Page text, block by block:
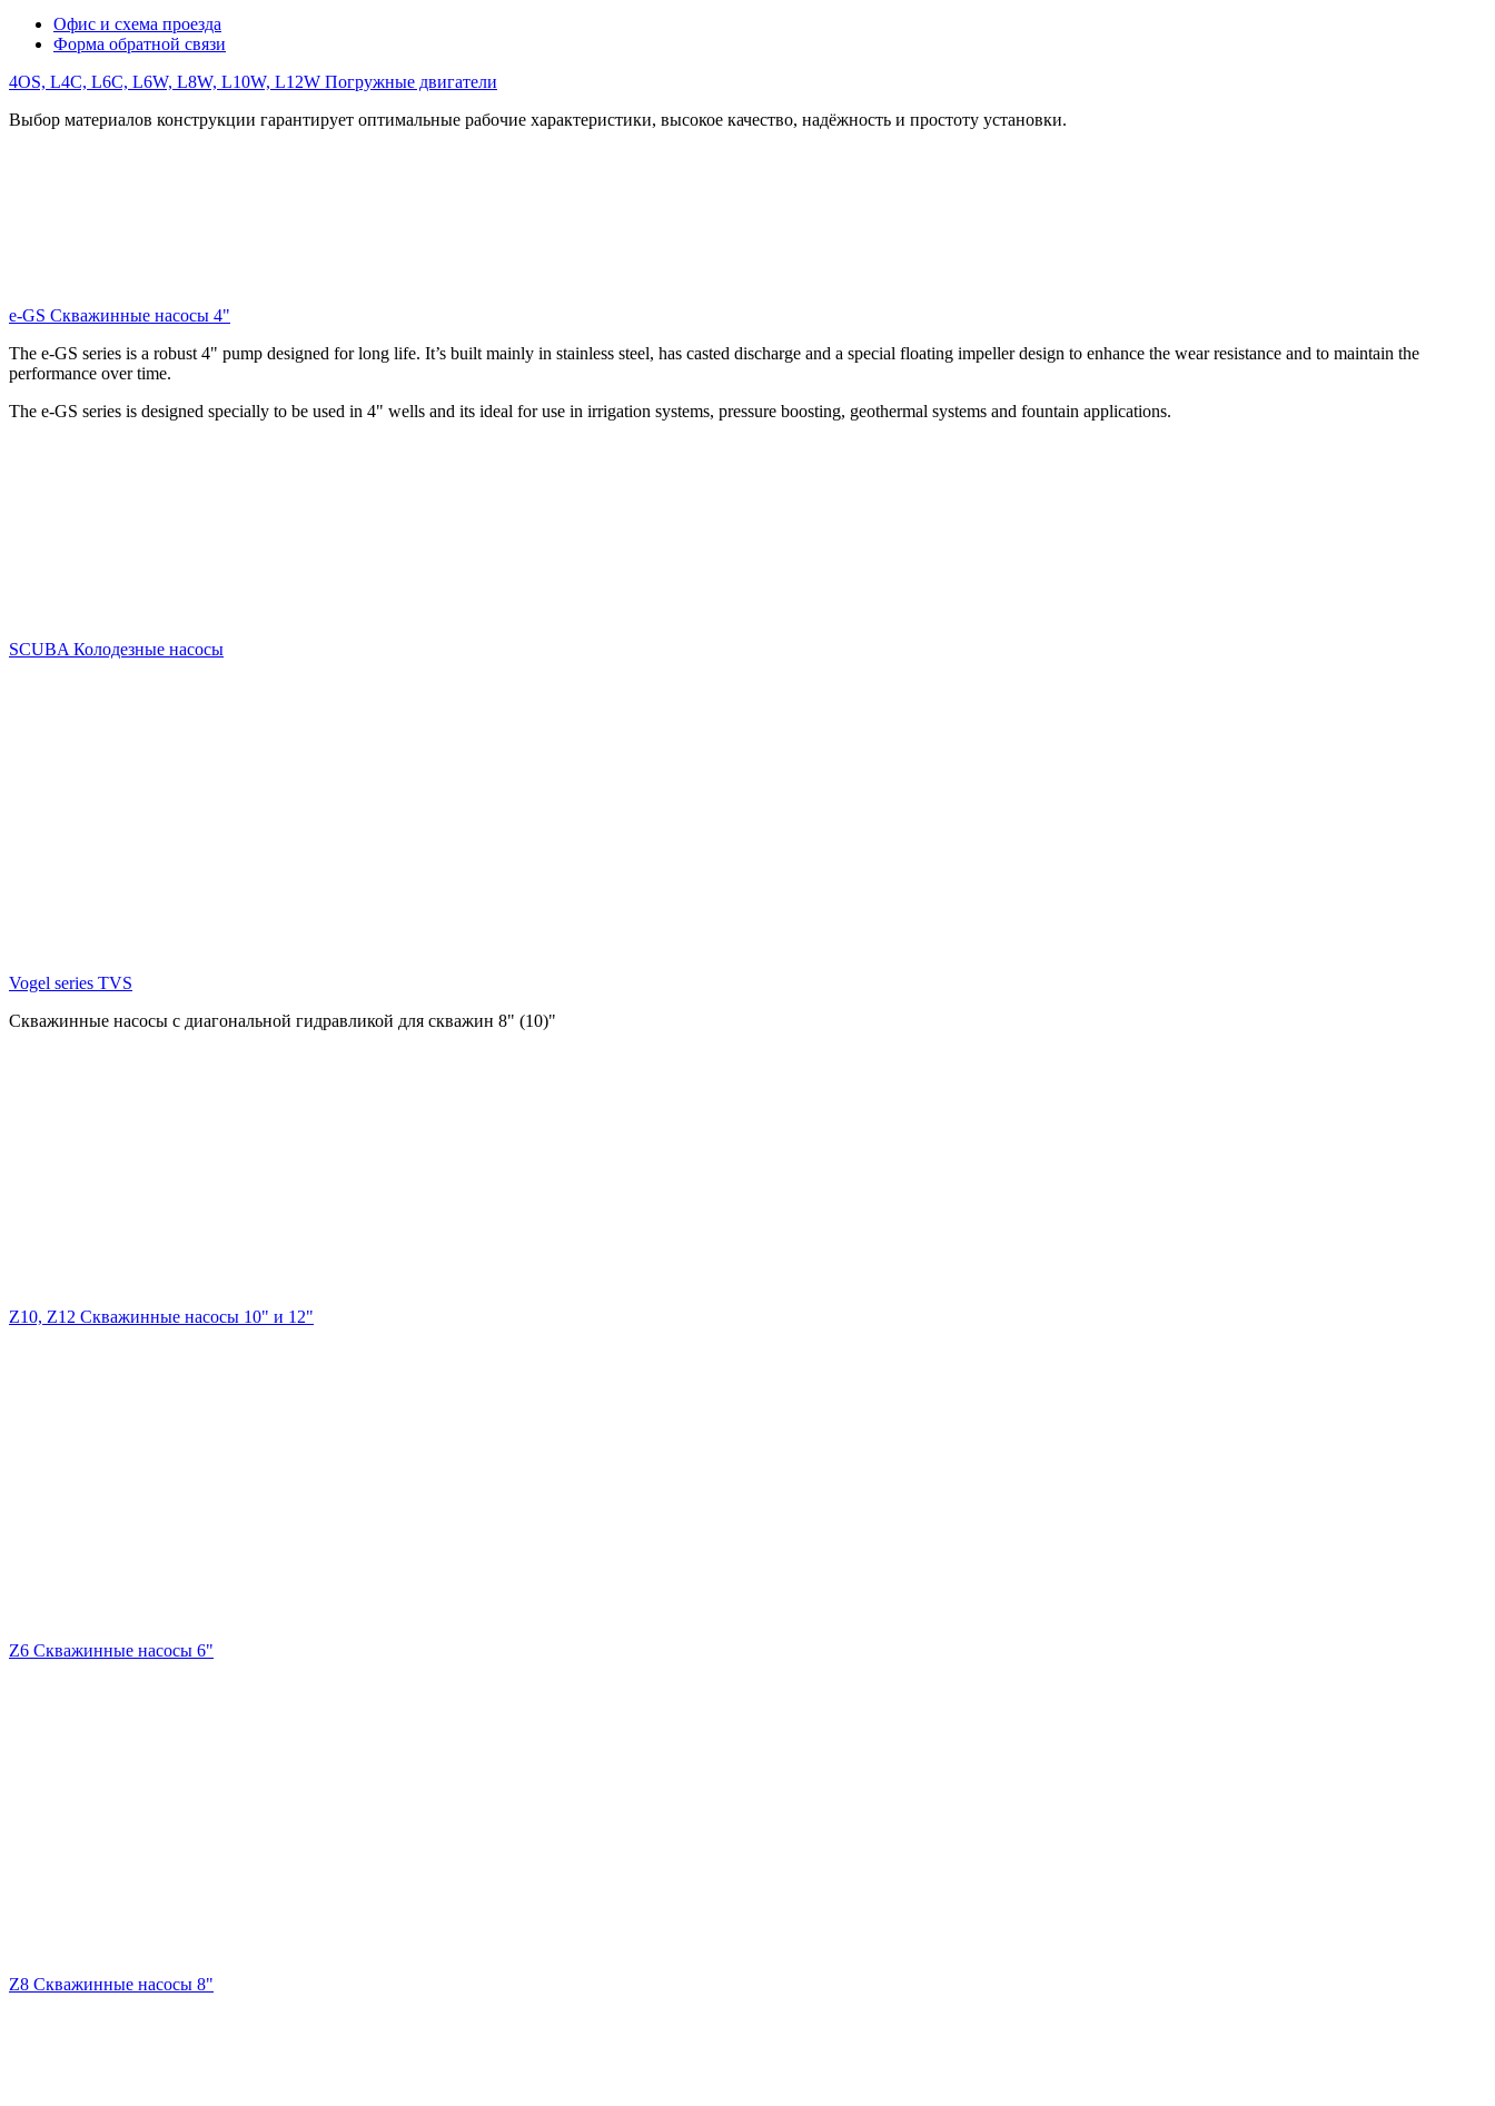
Офис и схема проезда
Форма обратной связи
4OS, L4C, L6C, L6W, L8W, L10W, L12W Погружные двигатели
Выбор материалов конструкции гарантирует оптимальные рабочие характеристики, высокое качество, надёжность и простоту установки.
e-GS Скважинные насосы 4"
The e-GS series is a robust 4" pump designed for long life. It’s built mainly in stainless steel, has casted discharge and a special floating impeller design to enhance the wear resistance and to maintain the
performance over time.
The e-GS series is designed specially to be used in 4" wells and its ideal for use in irrigation systems, pressure boosting, geothermal systems and fountain applications.
SCUBA Колодезные насосы
Vogel series TVS
Скважинные насосы с диагональной гидравликой для скважин 8" (10)"
Z10, Z12 Скважинные насосы 10" и 12"
Z6 Скважинные насосы 6"
Z8 Скважинные насосы 8"